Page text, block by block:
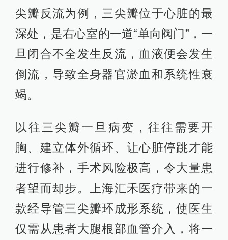
尖瓣反流为例，三尖瓣位于心脏的最
深处，是右心室的一道“单向阀门”，一
旦闭合不全发生反流，血液便会发生
倒流，导致全身器官淤血和系统性衰
竭。
以往三尖瓣一旦病变，往往需要开
胸、建立体外循环、让心脏停跳才能
进行修补，手术风险极高，令大量患
者望而却步。上海汇禾医疗带来的一
款经导管三尖瓣环成形系统，使医生
仅需从患者大腿根部血管介入，将一